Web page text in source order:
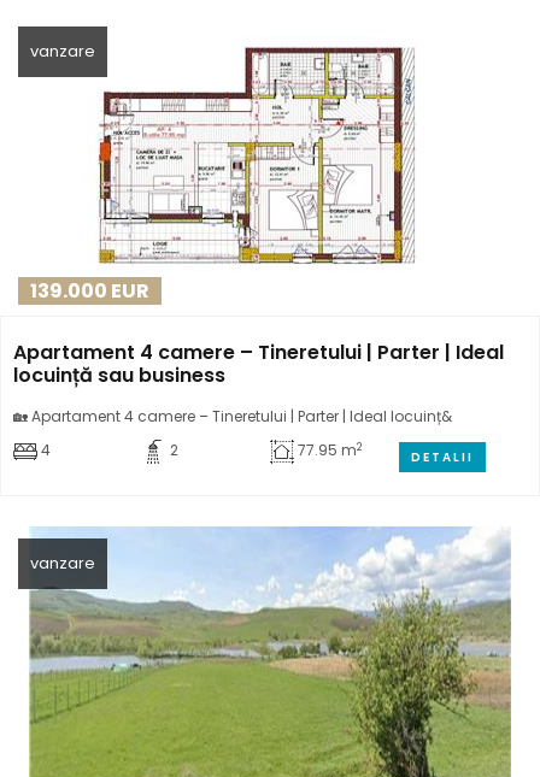
vanzare
139.000 EUR
Apartament 4 camere – Tineretului | Parter | Ideal
locuință sau business
🏡 Apartament 4 camere – Tineretului | Parter | Ideal locuinț&
4
2 77.95 m2
DETALII
vanzare